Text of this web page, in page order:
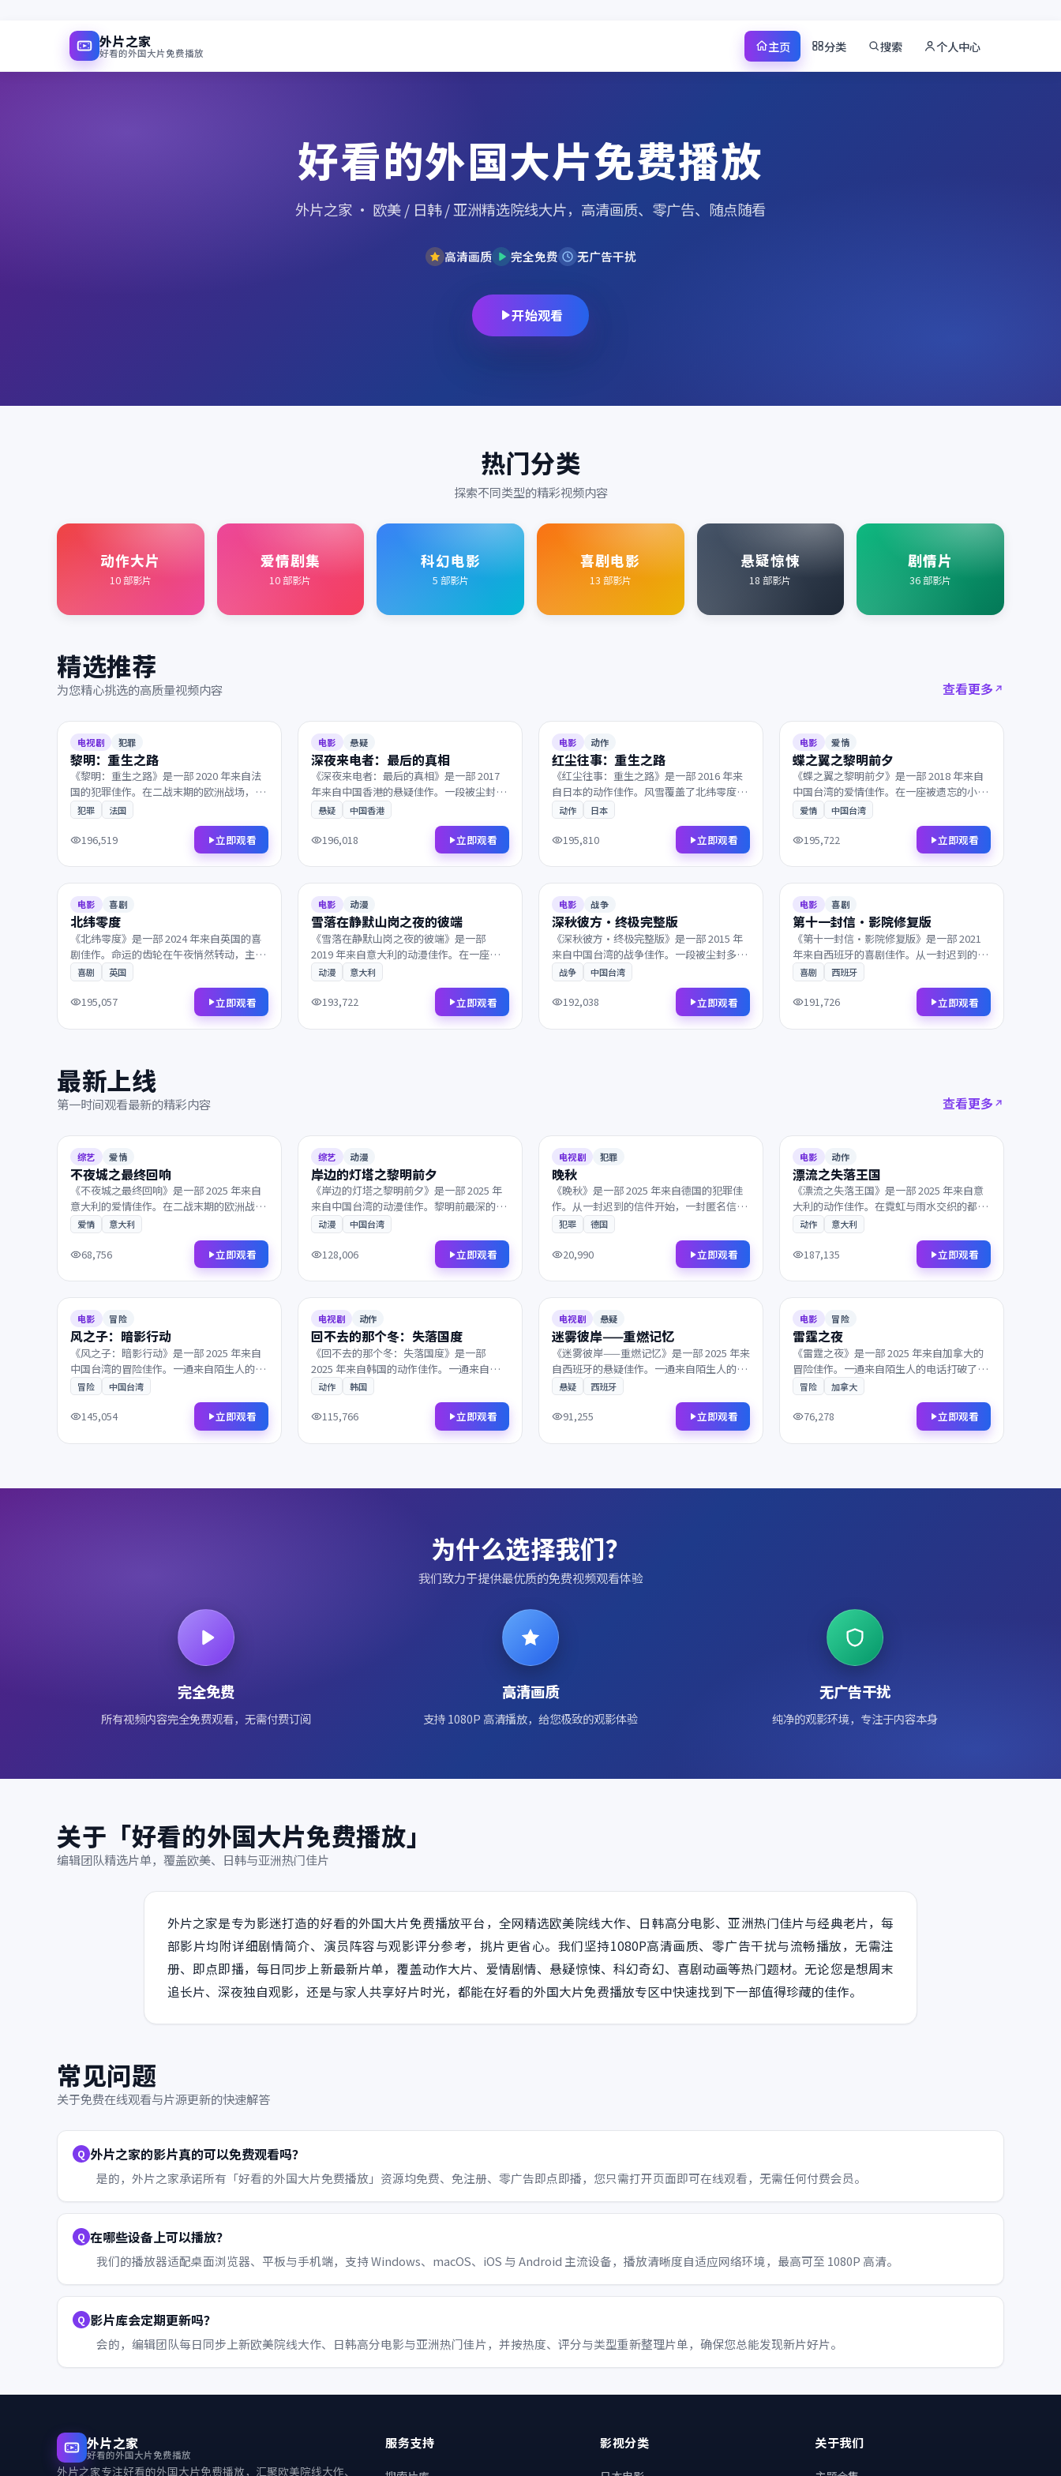
外片之家
好看的外国大片免费播放 主页 分类 搜索 个人中心
好看的外国大片免费播放
外片之家 · 欧美 / 日韩 / 亚洲精选院线大片，高清画质、零广告、随点随看
高清画质 完全免费 无广告干扰
开始观看
热门分类
探索不同类型的精彩视频内容
动作大片
10部影片
爱情剧集
10部影片
科幻电影
5 部影片
喜剧电影
13 部影片
悬疑惊悚
18 部影片
剧情片
36部影片
精选推荐
为您精心挑选的高质量视频内容 查看更多
8.3
电视剧 犯罪
黎明：重生之路
《黎明：重生之路》是一部 2020 年来自法
国的犯罪佳作。在二战末期的欧洲战场，一
段隐忍多年的爱意终于得以释放。镜头语言
细腻动人，配乐与画面相得益彰，影迷不容
错过。
犯罪 法国
196,519 立即观看
7.8
电影 悬疑
深夜来电者：最后的真相
《深夜来电者：最后的真相》是一部 2017
年来自中国香港的悬疑佳作。一段被尘封多
年的往事，一段隐忍多年的爱意终于得以释
放。画面质感极具电影感，观影体验沉浸而
难忘，影迷不容错过。
悬疑 中国香港
196,018 立即观看
7.3
电影 动作
红尘往事：重生之路
《红尘往事：重生之路》是一部 2016 年来
自日本的动作佳作。风雪覆盖了北纬零度的
边境，所有线索最终指向一个无法回避的抉
择。兼具商业类型片的爽感与艺术片的余
韵，影迷不容错过。
动作 日本
195,810 立即观看
8.2
电影 爱情
蝶之翼之黎明前夕
《蝶之翼之黎明前夕》是一部 2018 年来自
中国台湾的爱情佳作。在一座被遗忘的小城
里，父子在沉默中重新认识彼此。镜头语言
细腻动人，配乐与画面相得益彰，影迷不容
错过。
爱情 中国台湾
195,722 立即观看
8.9
2024
电影 喜剧
北纬零度
《北纬零度》是一部 2024 年来自英国的喜
剧佳作。命运的齿轮在午夜悄然转动，主角
踏上一段关于救赎与重生的旅程。值得在大
银幕上反复品味的诚意之作，影迷不容错
过。
喜剧 英国
195,057 立即观看
7.7
2019
电影 动漫
雪落在静默山岗之夜的彼端
《雪落在静默山岗之夜的彼端》是一部
2019 年来自意大利的动漫佳作。在一座被
遗忘的小城里，一段尘封多年的往事被缓缓
揭开。是近年来不可多得的院线佳作，影迷
不容错过。
动漫 意大利
193,722 立即观看
8.0
2015
电影 战争
深秋彼方·终极完整版
《深秋彼方·终极完整版》是一部 2015 年
来自中国台湾的战争佳作。一段被尘封多年
的往事，一段尘封多年的往事被缓缓揭开。
镜头语言细腻动人，配乐与画面相得益彰，
影迷不容错过。
战争 中国台湾
192,038 立即观看
6.7
2021
电影 喜剧
第十一封信·影院修复版
《第十一封信·影院修复版》是一部 2021
年来自西班牙的喜剧佳作。从一封迟到的信
件开始，看似偶然的相遇背后藏着惊人的真
相。值得在大银幕上反复品味的诚意之作，
影迷不容错过。
喜剧 西班牙
191,726 立即观看
最新上线
第一时间观看最新的精彩内容 查看更多
8.3
综艺 爱情
不夜城之最终回响
《不夜城之最终回响》是一部 2025 年来自
意大利的爱情佳作。在二战末期的欧洲战
场，一段尘封多年的往事被缓缓揭开。叙事
节奏张弛有度，演员表演收放自如，影迷不
容错过。
爱情 意大利
68,756 立即观看
8.6
综艺 动漫
岸边的灯塔之黎明前夕
《岸边的灯塔之黎明前夕》是一部 2025 年
来自中国台湾的动漫佳作。黎明前最深的黑
暗中，父子在沉默中重新认识彼此。镜头与
配乐的张力让每一帧都值得细细品鉴，影迷
不容错过。
动漫 中国台湾
128,006 立即观看
8.6
电视剧 犯罪
晚秋
《晚秋》是一部 2025 年来自德国的犯罪佳
作。从一封迟到的信件开始，一封匿名信打
乱了原本平静的生活。叙事节奏张弛有度，
演员表演收放自如，影迷不容错过。
犯罪 德国
20,990 立即观看
6.5
电影 动作
漂流之失落王国
《漂流之失落王国》是一部 2025 年来自意
大利的动作佳作。在霓虹与雨水交织的都
市，一封匿名信打乱了原本平静的生活。是
近年来不可多得的院线佳作，影迷不容错
过。
动作 意大利
187,135 立即观看
7.2
2025
电影 冒险
风之子：暗影行动
《风之子：暗影行动》是一部 2025 年来自
中国台湾的冒险佳作。一通来自陌生人的电
话打破了平静，看似偶然的相遇背后藏着惊
人的真相。镜头与配乐的张力让每一帧都值
得细细品鉴，影迷不容错过。
冒险 中国台湾
145,054 立即观看
8.8
2025
电视剧 动作
回不去的那个冬：失落国度
《回不去的那个冬：失落国度》是一部
2025 年来自韩国的动作佳作。一通来自陌
生人的电话打破了平静，主角踏上一段关于
救赎与重生的旅程。镜头与配乐的张力让每
一帧都值得细细品鉴，影迷不容错过。
动作 韩国
115,766 立即观看
9.1
2025
电视剧 悬疑
迷雾彼岸——重燃记忆
《迷雾彼岸——重燃记忆》是一部 2025 年来
自西班牙的悬疑佳作。一通来自陌生人的电
话打破了平静，所有线索最终指向一个无法
回避的抉择。是近年来不可多得的院线佳
作，影迷不容错过。
悬疑 西班牙
91,255 立即观看
6.9
2025
电影 冒险
雷霆之夜
《雷霆之夜》是一部 2025 年来自加拿大的
冒险佳作。一通来自陌生人的电话打破了平
静，主角踏上一段关于救赎与重生的旅程。
镜头与配乐的张力让每一帧都值得细细品
鉴，影迷不容错过。
冒险 加拿大
76,278 立即观看
为什么选择我们？
我们致力于提供最优质的免费视频观看体验
完全免费
所有视频内容完全免费观看，无需付费订阅
高清画质
支持 1080P 高清播放，给您极致的观影体验
无广告干扰
纯净的观影环境，专注于内容本身
关于「好看的外国大片免费播放」
编辑团队精选片单，覆盖欧美、日韩与亚洲热门佳片
外片之家是专为影迷打造的好看的外国大片免费播放平台，全网精选欧美院线大作、日韩高分电影、亚洲热门佳片与经典老片，每
部影片均附详细剧情简介、演员阵容与观影评分参考，挑片更省心。我们坚持1080P高清画质、零广告干扰与流畅播放，无需注
册、即点即播，每日同步上新最新片单，覆盖动作大片、爱情剧情、悬疑惊悚、科幻奇幻、喜剧动画等热门题材。无论您是想周末
追长片、深夜独自观影，还是与家人共享好片时光，都能在好看的外国大片免费播放专区中快速找到下一部值得珍藏的佳作。
常见问题
关于免费在线观看与片源更新的快速解答
外片之家的影片真的可以免费观看吗？
是的，外片之家承诺所有「好看的外国大片免费播放」资源均免费、免注册、零广告即点即播，您只需打开页面即可在线观看，无需任何付费会员。
在哪些设备上可以播放？
我们的播放器适配桌面浏览器、平板与手机端，支持 Windows、macOS、iOS 与 Android 主流设备，播放清晰度自适应网络环境，最高可至 1080P 高清。
影片库会定期更新吗？
会的，编辑团队每日同步上新欧美院线大作、日韩高分电影与亚洲热门佳片，并按热度、评分与类型重新整理片单，确保您总能发现新片好片。
外片之家
好看的外国大片免费播放
外片之家专注好看的外国大片免费播放，汇聚欧美院线大作、
服务支持 影视分类 关于我们